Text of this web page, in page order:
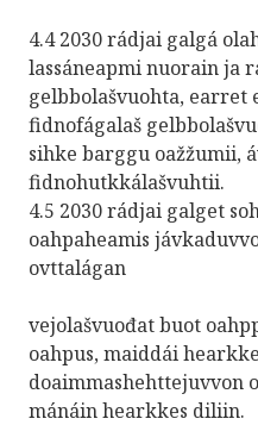
4.4 2030 rádjai galgá
lassáneapmi nuorain ja
gelbbolašvuohta, earret
fidnofágalaš
sihke barggu oažžumii,
fidnohutkkálašvuhtii.
4.5 2030 rádjai galget
oahpaheamis
ovttalágan
vejolašvuođat buot
oahpus, maiddái
doaimmashehttejuvvon
mánáin hearkkes diliin.